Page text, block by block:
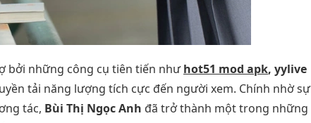
bởi những công cụ tiên tiến nhưhot51 mod apk, yylive
tải năng lượng tích cực đến người xem. Chính nhờ sự
tác, Bùi Thị Ngọc Anh đã trở thành một trong những